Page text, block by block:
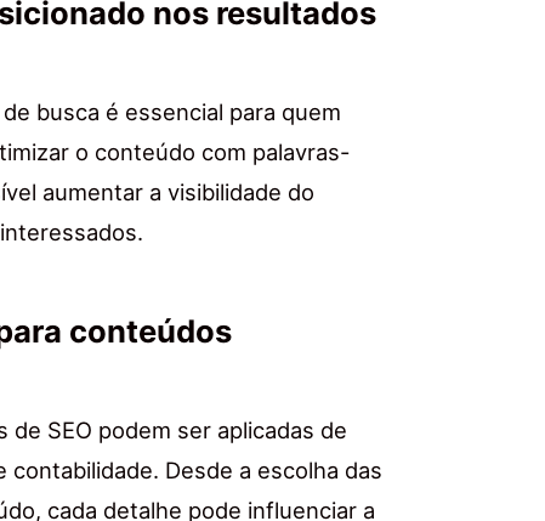
nos resultados
busca é essencial para quem
o conteúdo com palavras-
aumentar a visibilidade do
conteúdos
SEO podem ser aplicadas de
Desde a escolha das
cada detalhe pode influenciar a